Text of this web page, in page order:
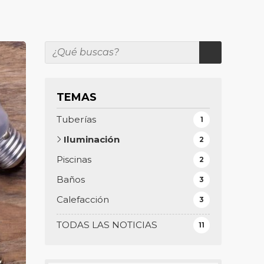
TEMAS
TODAS LAS NOTICIAS 11
Tuberías 1
Iluminación 2
Piscinas 2
Baños 3
Calefacción 3